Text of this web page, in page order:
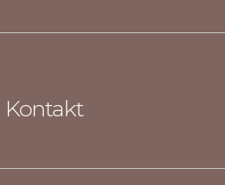
Kontakt